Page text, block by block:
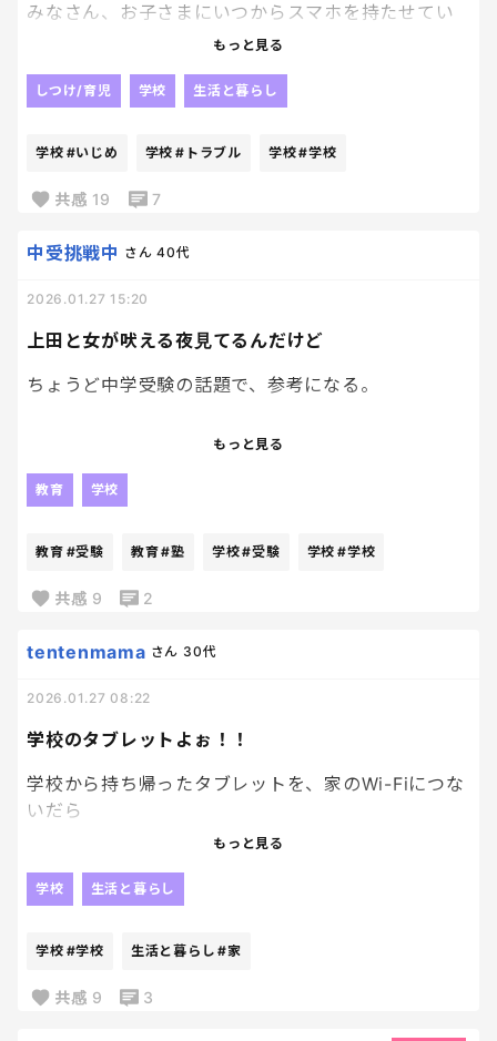
みなさん、お子さまにいつからスマホを持たせてい
うちの小1は、いまキッズケータイを使っているけ
す。
で、周りからは「小学生のスマホは早い」「トラブ
だけど...
それを言われても、現実どうなのかなって冷静に考え
てみたんだよね。
そもそも、文部科学省はガチなICT活用推奨でしょ？
正直、スマホ渡しても私より使いこなす気しかしな
小学生のLINEトラブル、SNSでいじめとか「またか
クショの拡散とか、昭和のいじめよりも陰湿だし、
何が起きてるのか親が把握しにくいのが一番厄介。
じゃあ、持たせないか？ってなると、今度は情報共有
から外れる、遊ぶの約束が来ない、クラスの空気が
読めないとか、別の「孤立」っていう精神的ダメー
結局、クラスや学校の方針、スマホに対する親の温
もっと見る
しつけ/育児 学校 生活と暮らし
学校 #いじめ 学校 #トラブル 学校#学校
共感 19 7
上田と女が吠える夜見てるんだけど
中受挑戦中 さん 40代
2026.01.27 15:20
ちょうど中学受験の話題で、参考になる。
最近、週3-4回、塾に向かう息子を見ていて、色々思
車に乗って塾に行き…帰ってきたら夕飯食べてすぐお
たいんじゃないかなぁとか…
息子が決めた受験、何度も続けるか意思確認してい
るけど、何度もぶつかっているけど、なぜか辞めな
将来の選択肢が広がるかなと思って応援はしている
けど、結局、親も伴走しなきゃいけないし、なかな
来週から小6のカリキュラムが始まるし、改めてもう
もっと見る
教育 学校
教育 #受験 教育#塾 学校#受験 学校 #学校
共感 9 2
学校のタブレットよぉ！！
tentenmama さん 30代
2026.01.27 08:22
学校から持ち帰ったタブレットを、家のWi-Fiにつな
いだら
「このサイトは禁止されています」
ないのだが、、、？
調べ学習って何、、？
ですが？笑
もっと見る
学校 生活と暮らし
学校 #学校 生活と暮らし #家
共感 9 3